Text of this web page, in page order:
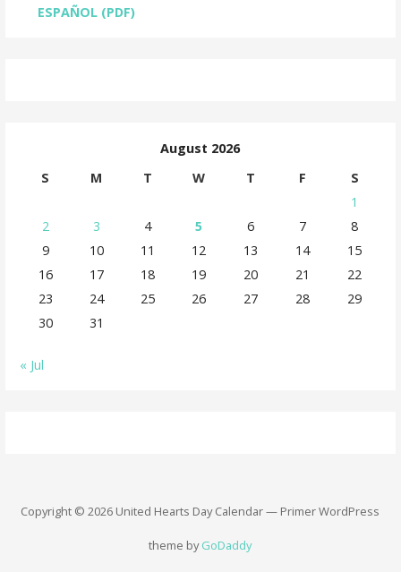
ESPAÑOL (PDF)
August 2026
S
M T W T F
S
1
2
3 4 5 6 7
8
9
10 11 12 13 14
15
16
17 18 19 20 21
22
23
24 25 26 27 28
29
30
31
« Jul
Copyright © 2026 United Hearts Day Calendar — Primer WordPress
theme byGoDaddy